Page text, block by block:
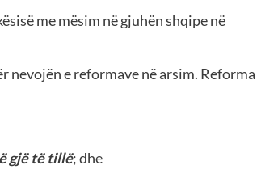
me mësim në gjuhën shqipe në
nevojën e reformave në arsim. Reforma
gjë të tillë; dhe